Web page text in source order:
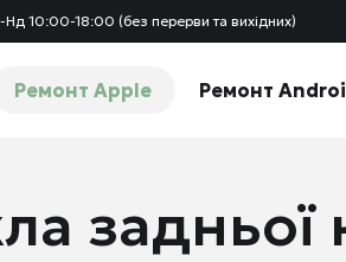
Нд 10:00-18:00 (без перерви та вихідних)
Ремонт Apple Ремонт